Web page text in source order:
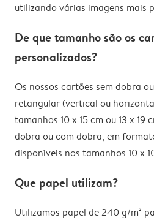
utilizando várias imagens mais
De que tamanho são os
personalizados?
Os nossos cartões sem dobra
retangular (vertical ou
tamanhos 10 x 15 cm ou 13 x 19
dobra ou com dobra, em
disponíveis nos tamanhos 10 x
Que papel utilizam?
Utilizamos papel de 240 g/m²